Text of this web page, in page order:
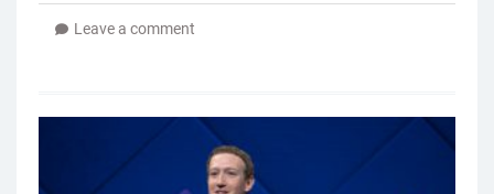
Leave a comment